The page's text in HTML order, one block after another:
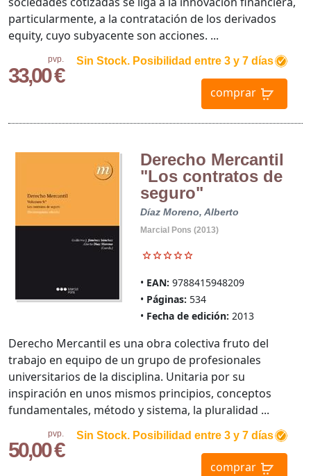
pvp.
33,00 €
Sin Stock. Posibilidad entre 3 y 7 días
comprar
particularmente, a la contratación de los derivados
equity, cuyo subyacente son acciones. ...
Derecho Mercantil
"Los contratos de
seguro"
Díaz Moreno, Alberto
Marcial Pons (2013)
EAN: 9788415948209
Páginas: 534
Fecha de edición: 2013
pvp.
50,00 €
Sin Stock. Posibilidad entre 3 y 7 días
comprar
Derecho Mercantil es una obra colectiva fruto del
trabajo en equipo de un grupo de profesionales
universitarios de la disciplina. Unitaria por su
inspiración en unos mismos principios, conceptos
fundamentales, método y sistema, la pluralidad ...